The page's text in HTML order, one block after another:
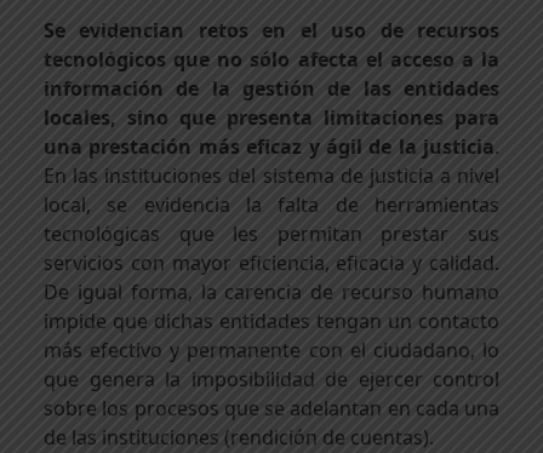
Se evidencian retos en el uso de recursos
tecnológicos que no sólo afecta el acceso a la
información de la gestión de las entidades
locales, sino que presenta limitaciones para
una prestación más eficaz y ágil de la justicia.
En las instituciones del sistema de justicia a nivel
local, se evidencia la falta de herramientas
tecnológicas que les permitan prestar sus
servicios con mayor eficiencia, eficacia y calidad.
De igual forma, la carencia de recurso humano
impide que dichas entidades tengan un contacto
más efectivo y permanente con el ciudadano, lo
que genera la imposibilidad de ejercer control
sobre los procesos que se adelantan en cada una
de las instituciones (rendición de cuentas).